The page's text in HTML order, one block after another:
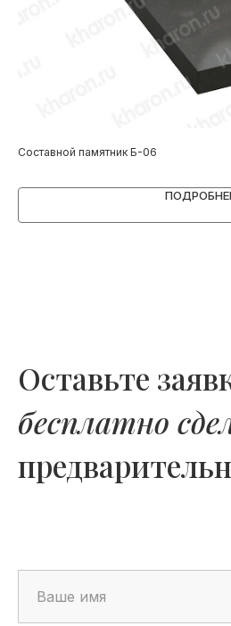
Составной памятник Б-06
Оставьте
бесплатно